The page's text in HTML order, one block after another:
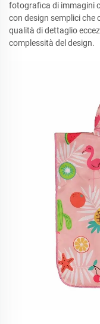
fotografica di immagini
con design semplici
qualità di dettaglio
complessità del design.